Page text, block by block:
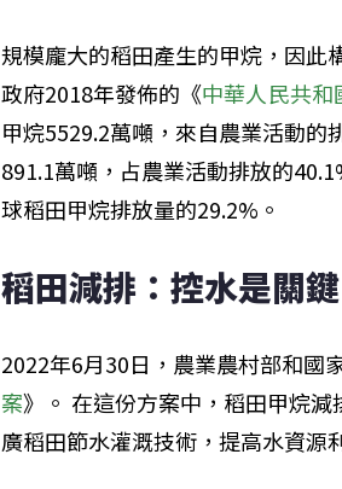
規模龐大的稻田產生的甲烷，因此
政府2018年發佈的《中華人民共
甲烷5529.2萬噸，來自農業活動
891.1萬噸，占農業活動排放的
球稻田甲烷排放量的29.2%。
稻田減排：控水是關鍵
2022年6月30日，農業農村部和國
案》。 在這份方案中，稻田甲烷
廣稻田節水灌溉技術，提高水資源